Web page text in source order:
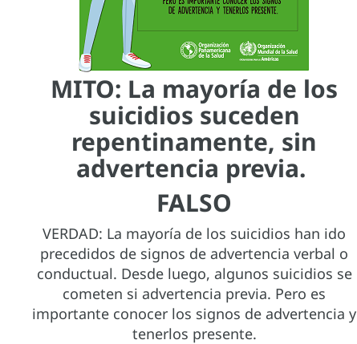
MITO: La mayoría de los
suicidios suceden
repentinamente, sin
advertencia previa.
FALSO
VERDAD: La mayoría de los suicidios han ido
precedidos de signos de advertencia verbal o
conductual. Desde luego, algunos suicidios se
cometen si advertencia previa. Pero es
importante conocer los signos de advertencia y
tenerlos presente.